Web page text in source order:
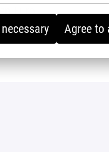
Agree to
Euro.